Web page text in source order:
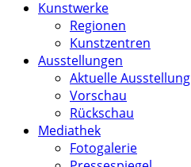
Kunstwerke
Regionen
Kunstzentren
Ausstellungen
Aktuelle Ausstellung
Vorschau
Rückschau
Mediathek
Fotogalerie